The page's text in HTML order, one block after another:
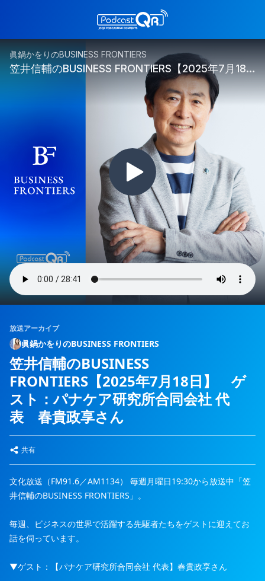
放送アーカイブ
眞鍋かをりのBUSINESS FRONTIERS
笠井信輔のBUSINESS
FRONTIERS【2025年7月18日】 ゲ
スト：パナケア研究所合同会社 代
表 春貴政享さん
共有
文化放送（FM91.6／AM1134） 毎週月曜日19:30から放送中「笠
井信輔のBUSINESS FRONTIERS」。
毎週、ビジネスの世界で活躍する先駆者たちをゲストに迎えてお
話を伺っています。
▼ゲスト：【パナケア研究所合同会社 代表】春貴政享さん